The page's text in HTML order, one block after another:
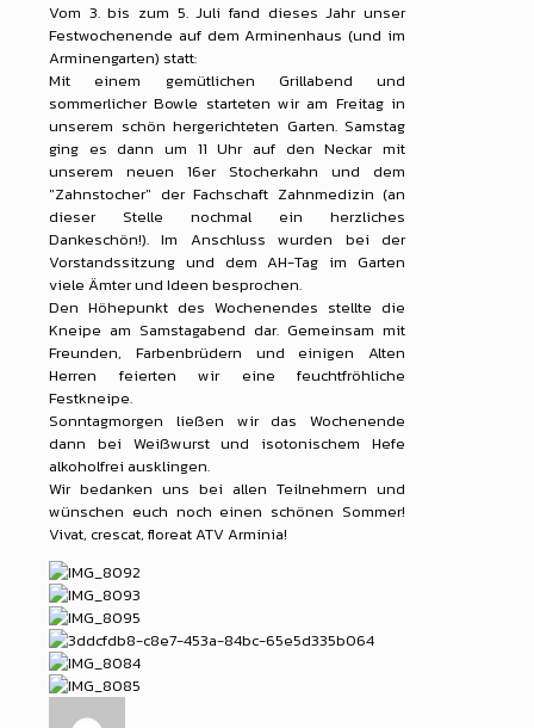
Vom 3. bis zum 5. Juli fand dieses Jahr unser
Festwochenende auf dem Arminenhaus (und im
Arminengarten) statt:
Mit einem gemütlichen Grillabend und
sommerlicher Bowle starteten wir am Freitag in
unserem schön hergerichteten Garten. Samstag
ging es dann um 11 Uhr auf den Neckar mit
unserem neuen 16er Stocherkahn und dem
"Zahnstocher" der Fachschaft Zahnmedizin (an
dieser Stelle nochmal ein herzliches
Dankeschön!). Im Anschluss wurden bei der
Vorstandssitzung und dem AH-Tag im Garten
viele Ämter und Ideen besprochen.
Den Höhepunkt des Wochenendes stellte die
Kneipe am Samstagabend dar. Gemeinsam mit
Freunden, Farbenbrüdern und einigen Alten
Herren feierten wir eine feuchtfröhliche
Festkneipe.
Sonntagmorgen ließen wir das Wochenende
dann bei Weißwurst und isotonischem Hefe
alkoholfrei ausklingen.
Wir bedanken uns bei allen Teilnehmern und
wünschen euch noch einen schönen Sommer!
Vivat, crescat, floreat ATV Arminia!